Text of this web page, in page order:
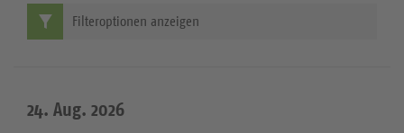
24. Aug. 2026
Filteroptionen anzeigen